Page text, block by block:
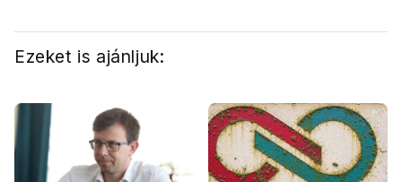
Ezeket is ajánljuk: